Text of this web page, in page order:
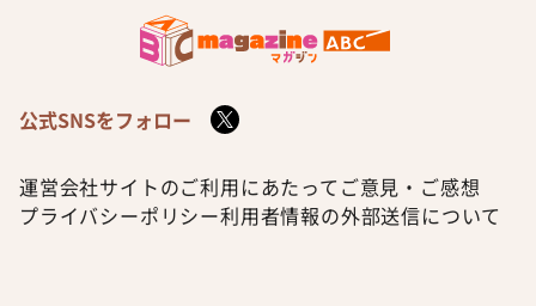
公式SNSをフォロー
運営会社サイトのご利用にあたって ご意見・ご感想
プライバシーポリシー利用者情報の外部送信について